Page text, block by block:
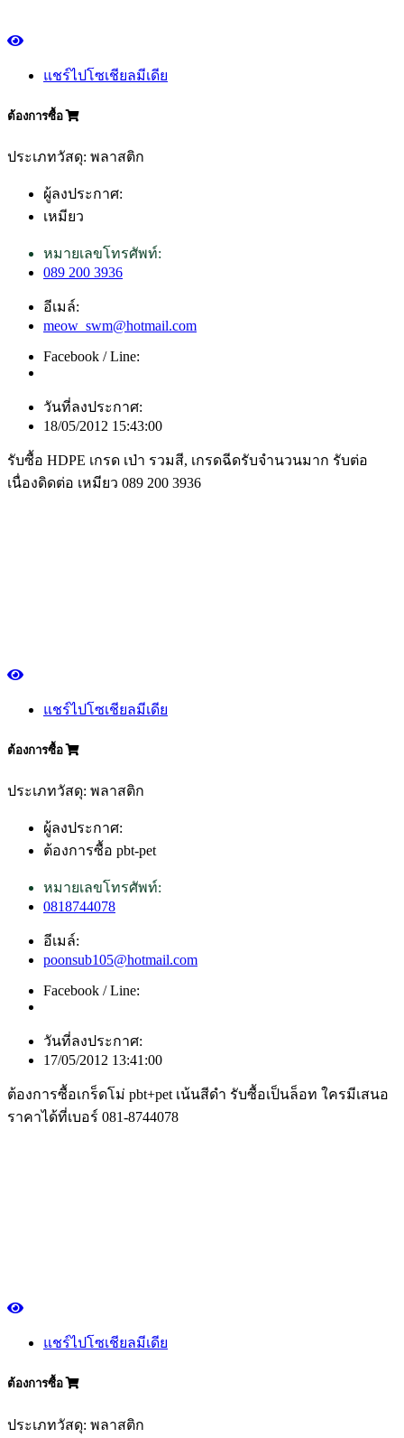
แชร์ไปโซเชียลมีเดีย
ต้องการซื้อ
ประเภทวัสดุ: พลาสติก
ผู้ลงประกาศ:
เหมียว
หมายเลขโทรศัพท์:
089 200 3936
อีเมล์:
meow_swm@hotmail.com
Facebook / Line:
วันที่ลงประกาศ:
18/05/2012 15:43:00
รับซื้อ HDPE เกรด เป่า รวมสี, เกรดฉีดรับจำนวนมาก รับต่อ
เนื่องดิดต่อ เหมียว 089 200 3936
แชร์ไปโซเชียลมีเดีย
ต้องการซื้อ
ประเภทวัสดุ: พลาสติก
ผู้ลงประกาศ:
ต้องการซื้อ pbt-pet
หมายเลขโทรศัพท์:
0818744078
อีเมล์:
poonsub105@hotmail.com
Facebook / Line:
วันที่ลงประกาศ:
17/05/2012 13:41:00
ต้องการซื้อเกร็ดโม่ pbt+pet เน้นสีดำ รับซื้อเป็นล็อท ใครมีเสนอ
ราคาได้ที่เบอร์ 081-8744078
แชร์ไปโซเชียลมีเดีย
ต้องการซื้อ
ประเภทวัสดุ: พลาสติก